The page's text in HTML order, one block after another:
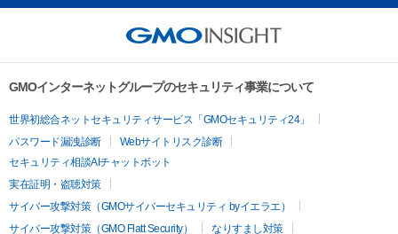
GMOインターネットグループのセキュリティ事業について
世界初総合ネットセキュリティサービス「GMOセキュリティ24」
パスワード漏洩診断
Webサイトリスク診断
セキュリティ相談AIチャットボット
実在証明・盗聴対策
サイバー攻撃対策（GMOサイバーセキュリティ byイエラエ）
サイバー攻撃対策（GMO Flatt Security）
なりすまし対策